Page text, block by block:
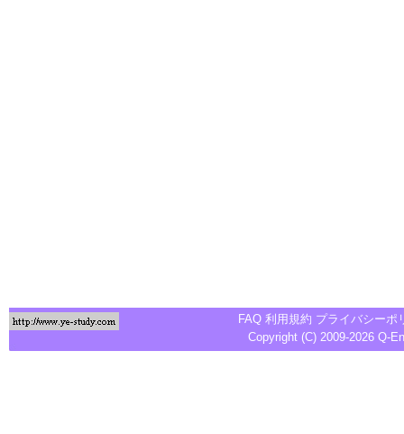
FAQ 利用規約 プライバシーポ
Copyright (C) 2009-2026 Q-